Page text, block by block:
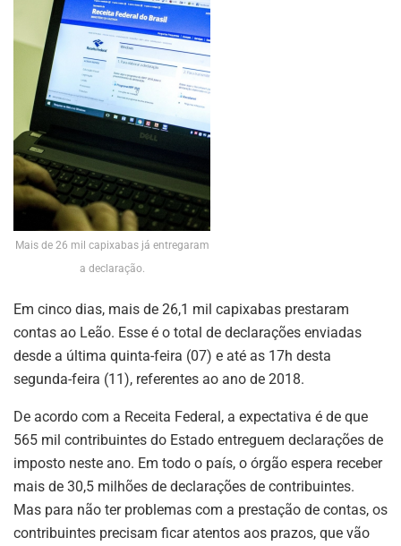
Mais de 26 mil capixabas já entregaram
a declaração.
Em cinco dias, mais de 26,1 mil capixabas prestaram
contas ao Leão. Esse é o total de declarações enviadas
desde a última quinta-feira (07) e até as 17h desta
segunda-feira (11), referentes ao ano de 2018.
De acordo com a Receita Federal, a expectativa é de que
565 mil contribuintes do Estado entreguem declarações de
imposto neste ano. Em todo o país, o órgão espera receber
mais de 30,5 milhões de declarações de contribuintes.
Mas para não ter problemas com a prestação de contas, os
contribuintes precisam ficar atentos aos prazos, que vão